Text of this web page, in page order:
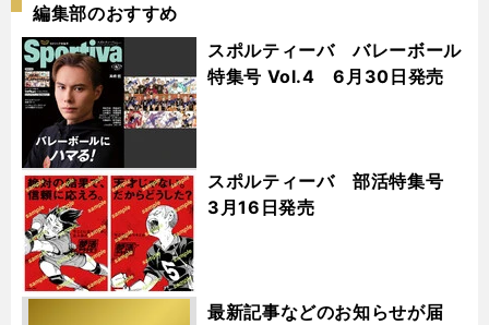
編集部のおすすめ
スポルティーバ バレーボール
特集号 Vol.4 6月30日発売
スポルティーバ 部活特集号
3月16日発売
最新記事などのお知らせが届